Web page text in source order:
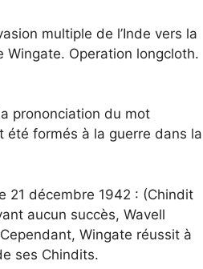
multiple de l’Inde vers la
Wingate. Operation longcloth.
prononciation du mot
été formés à la guerre dans la
21 décembre 1942 : (Chindit
aucun succès, Wavell
Wingate réussit à
ses Chindits.